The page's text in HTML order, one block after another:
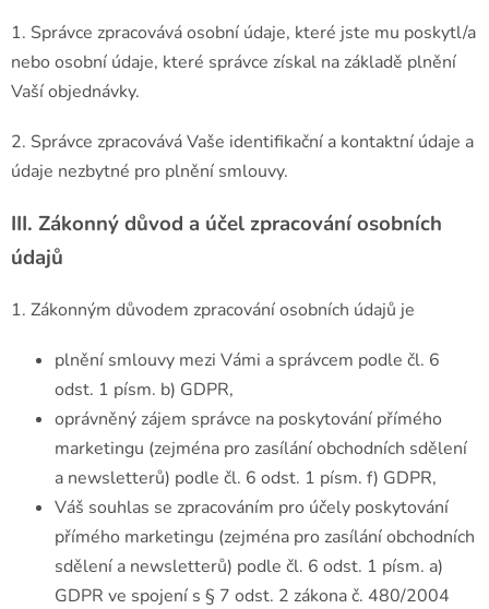
1. Správce zpracovává osobní údaje, které jste mu poskytl/a
nebo osobní údaje, které správce získal na základě plnění
Vaší objednávky.
2. Správce zpracovává Vaše identifikační a kontaktní údaje a
údaje nezbytné pro plnění smlouvy.
III. Zákonný důvod a účel zpracování osobních
údajů
1. Zákonným důvodem zpracování osobních údajů je
plnění smlouvy mezi Vámi a správcem podle čl. 6
odst. 1 písm. b) GDPR,
oprávněný zájem správce na poskytování přímého
marketingu (zejména pro zasílání obchodních sdělení
a newsletterů) podle čl. 6 odst. 1 písm. f) GDPR,
Váš souhlas se zpracováním pro účely poskytování
přímého marketingu (zejména pro zasílání obchodních
sdělení a newsletterů) podle čl. 6 odst. 1 písm. a)
GDPR ve spojení s § 7 odst. 2 zákona č. 480/2004